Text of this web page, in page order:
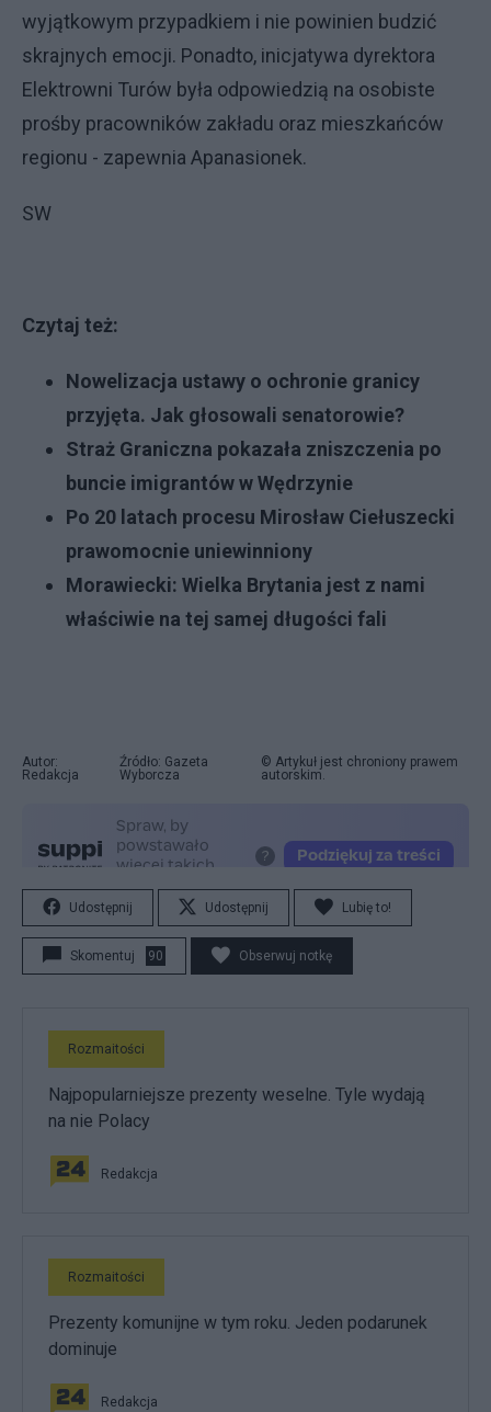
wyjątkowym przypadkiem i nie powinien budzić
skrajnych emocji. Ponadto, inicjatywa dyrektora
Elektrowni Turów była odpowiedzią na osobiste
prośby pracowników zakładu oraz mieszkańców
regionu - zapewnia Apanasionek.
SW
Czytaj też:
Nowelizacja ustawy o ochronie granicy
przyjęta. Jak głosowali senatorowie?
Straż Graniczna pokazała zniszczenia po
buncie imigrantów w Wędrzynie
Po 20 latach procesu Mirosław Ciełuszecki
prawomocnie uniewinniony
Morawiecki: Wielka Brytania jest z nami
właściwie na tej samej długości fali
Autor:
Redakcja
Źródło: Gazeta
Wyborcza
© Artykuł jest chroniony prawem
autorskim.
Udostępnij Udostępnij Lubię to!
Skomentuj 90 Obserwuj notkę
Rozmaitości
Najpopularniejsze prezenty weselne. Tyle wydają
na nie Polacy
Redakcja
Rozmaitości
Prezenty komunijne w tym roku. Jeden podarunek
dominuje
Redakcja